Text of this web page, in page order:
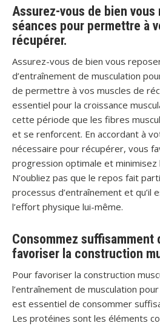
Assurez-vous de bien
séances pour permettre à
récupérer.
Assurez-vous de bien vous
d’entraînement de musculation
de permettre à vos muscles de
essentiel pour la croissance
cette période que les fibres
et se renforcent. En accordant à
nécessaire pour récupérer, vous
progression optimale et minimisez
N’oubliez pas que le repos fait
processus d’entraînement et qu’il
l’effort physique lui-même.
Consommez suffisamment
favoriser la construction
Pour favoriser la construction
l’entraînement de musculation
est essentiel de consommer
Les protéines sont les éléments